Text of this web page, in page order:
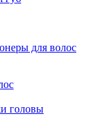
для волос
головы